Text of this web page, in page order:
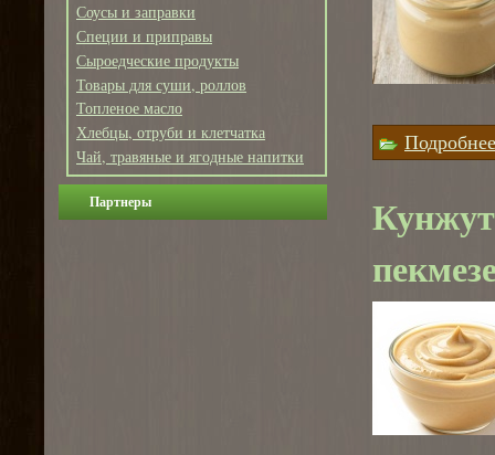
Соусы и заправки
Специи и приправы
Сыроедческие продукты
Товары для суши, роллов
Топленое масло
Хлебцы, отруби и клетчатка
Чай, травяные и ягодные напитки
Партнеры
Подробнее